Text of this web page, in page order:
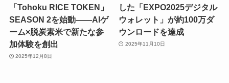
「Tohoku RICE TOKEN」
SEASON 2を始動——AIゲ
ーム×脱炭素米で新たな参
加体験を創出
2025年12月8日
した「EXPO2025デジタル
ウォレット」が約100万ダ
ウンロードを達成
2025年11月10日